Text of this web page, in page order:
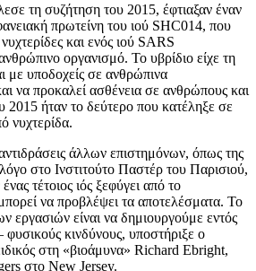
τη συζήτηση του 2015, έφτιαξαν έναν
πρωτείνη του ιού SHC014, που
νυχτερίδες και ενός ιού SARS
οργανισμό. Το υβρίδιο είχε τη
με υποδοχείς σε ανθρώπινα
να προκαλεί ασθένεια σε ανθρώπους και
2015 ήταν το δεύτερο που κατέληξε σε
νυχτερίδα.
άλλων επιστημόνων, όπως της
στο Ινστιτούτο Παστέρ του Παρισιού,
τέτοιος ιός ξεφύγει από το
να προβλέψει τα αποτελέσματα. Το
εργασιών είναι να δημιουργούμε εντός
κινδύνους, υποστήριξε ο
στη «βιοάμυνα» Richard Ebright,
στο New Jersey.